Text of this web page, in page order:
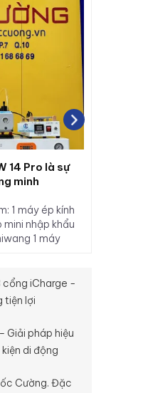
14 Pro là sự
minh
1 máy ép kính
nhập khẩu
1 máy
khẩu nhãn
cổng iCharge -
tiện lợi
Giải pháp hiệu
di động
Cường. Đặc